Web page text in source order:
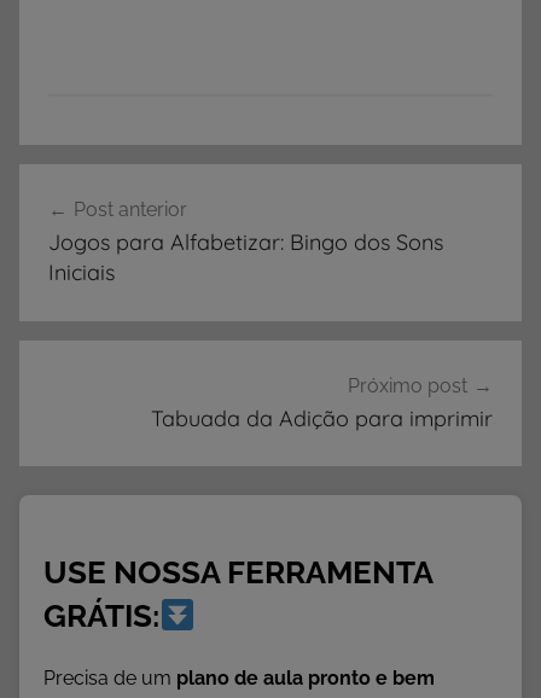
C
a
,
r
a
C
a
de
Post
Post anterior
Jogos para Alfabetizar: Bingo dos Sons
Iniciais
Próximo post
Tabuada da Adição para imprimir
USE NOSSA FERRAMENTA
GRÁTIS:
Precisa de um plano de aula pronto e bem